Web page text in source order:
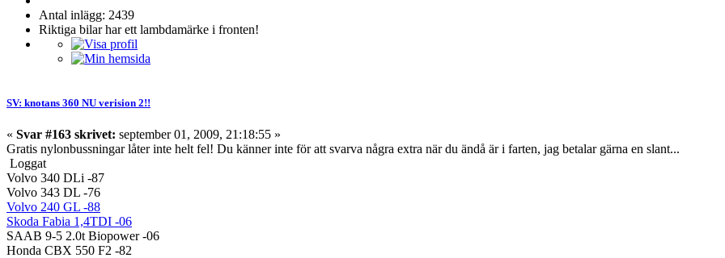
Antal inlägg: 2439
Riktiga bilar har ett lambdamärke i fronten!
SV: knotans 360 NU verision 2!!
« Svar #163 skrivet: september 01, 2009, 21:18:55 »
Gratis nylonbussningar låter inte helt fel! Du känner inte för att svarva några extra när du ändå är i farten, jag betalar gärna en slant...
Loggat
Volvo 340 DLi -87
Volvo 343 DL -76
Volvo 240 GL -88
Skoda Fabia 1,4TDI -06
SAAB 9-5 2.0t Biopower -06
Honda CBX 550 F2 -82